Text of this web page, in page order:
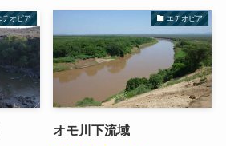
チオピア エチオピア
オモ川下流域